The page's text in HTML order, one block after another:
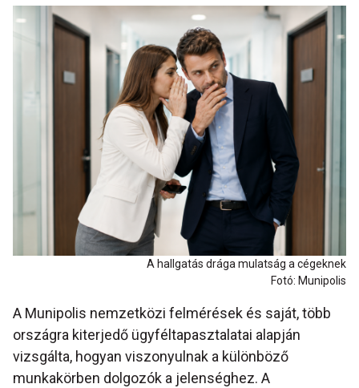
A hallgatás drága mulatság a cégeknek
Fotó: Munipolis
A Munipolis nemzetközi felmérések és saját, több
országra kiterjedő ügyféltapasztalatai alapján
vizsgálta, hogyan viszonyulnak a különböző
munkakörben dolgozók a jelenséghez. A